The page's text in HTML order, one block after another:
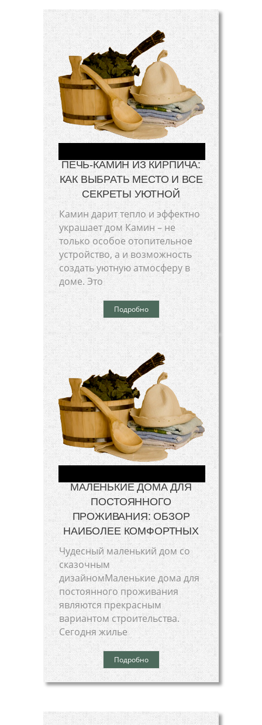
ПЕЧЬ-КАМИН ИЗ КИРПИЧА:
КАК ВЫБРАТЬ МЕСТО И ВСЕ
СЕКРЕТЫ УЮТНОЙ
Камин дарит тепло и эффектно
украшает дом Камин – не
только особое отопительное
устройство, а и возможность
создать уютную атмосферу в
доме. Это
Подробно
МАЛЕНЬКИЕ ДОМА ДЛЯ
ПОСТОЯННОГО
ПРОЖИВАНИЯ: ОБЗОР
НАИБОЛЕЕ КОМФОРТНЫХ
Чудесный маленький дом со
сказочным
дизайномМаленькие дома для
постоянного проживания
являются прекрасным
вариантом строительства.
Сегодня жилье
Подробно